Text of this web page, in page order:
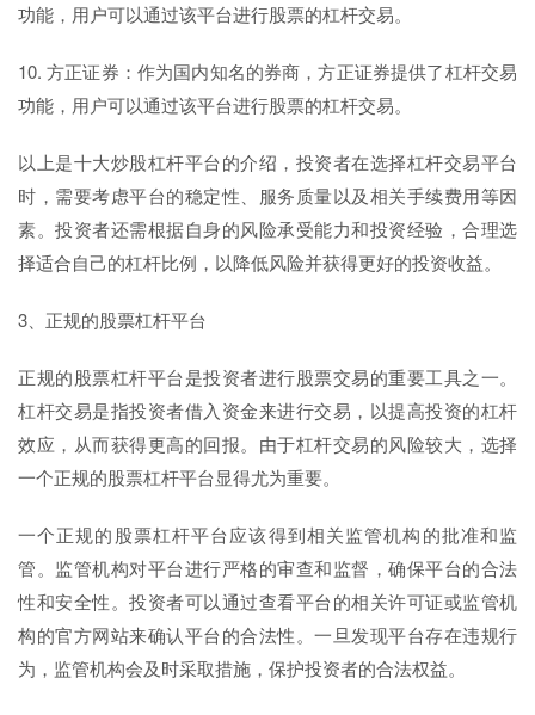
功能，用户可以通过该平台进行股票的杠杆交易。
10. 方正证券：作为国内知名的券商，方正证券提供了杠杆交易
功能，用户可以通过该平台进行股票的杠杆交易。
以上是十大炒股杠杆平台的介绍，投资者在选择杠杆交易平台
时，需要考虑平台的稳定性、服务质量以及相关手续费用等因
素。投资者还需根据自身的风险承受能力和投资经验，合理选
择适合自己的杠杆比例，以降低风险并获得更好的投资收益。
3、正规的股票杠杆平台
正规的股票杠杆平台是投资者进行股票交易的重要工具之一。
杠杆交易是指投资者借入资金来进行交易，以提高投资的杠杆
效应，从而获得更高的回报。由于杠杆交易的风险较大，选择
一个正规的股票杠杆平台显得尤为重要。
一个正规的股票杠杆平台应该得到相关监管机构的批准和监
管。监管机构对平台进行严格的审查和监督，确保平台的合法
性和安全性。投资者可以通过查看平台的相关许可证或监管机
构的官方网站来确认平台的合法性。一旦发现平台存在违规行
为，监管机构会及时采取措施，保护投资者的合法权益。